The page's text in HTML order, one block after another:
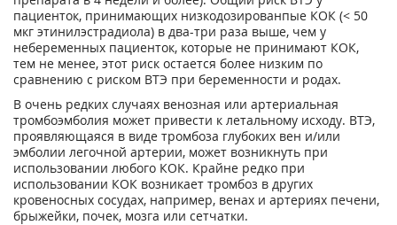
пациенток, принимающих низкодозированпые КОК (< 50
мкг этинилэстрадиола) в два-три раза выше, чем у
небеременных пациенток, которые не принимают КОК,
тем не менее, этот риск остается более низким по
сравнению с риском ВТЭ при беременности и родах.
В очень редких случаях венозная или артериальная
тромбоэмболия может привести к летальному исходу. ВТЭ,
проявляющаяся в виде тромбоза глубоких вен и/или
эмболии легочной артерии, может возникнуть при
использовании любого КОК. Крайне редко при
использовании КОК возникает тромбоз в других
кровеносных сосудах, например, венах и артериях печени,
брыжейки, почек, мозга или сетчатки.